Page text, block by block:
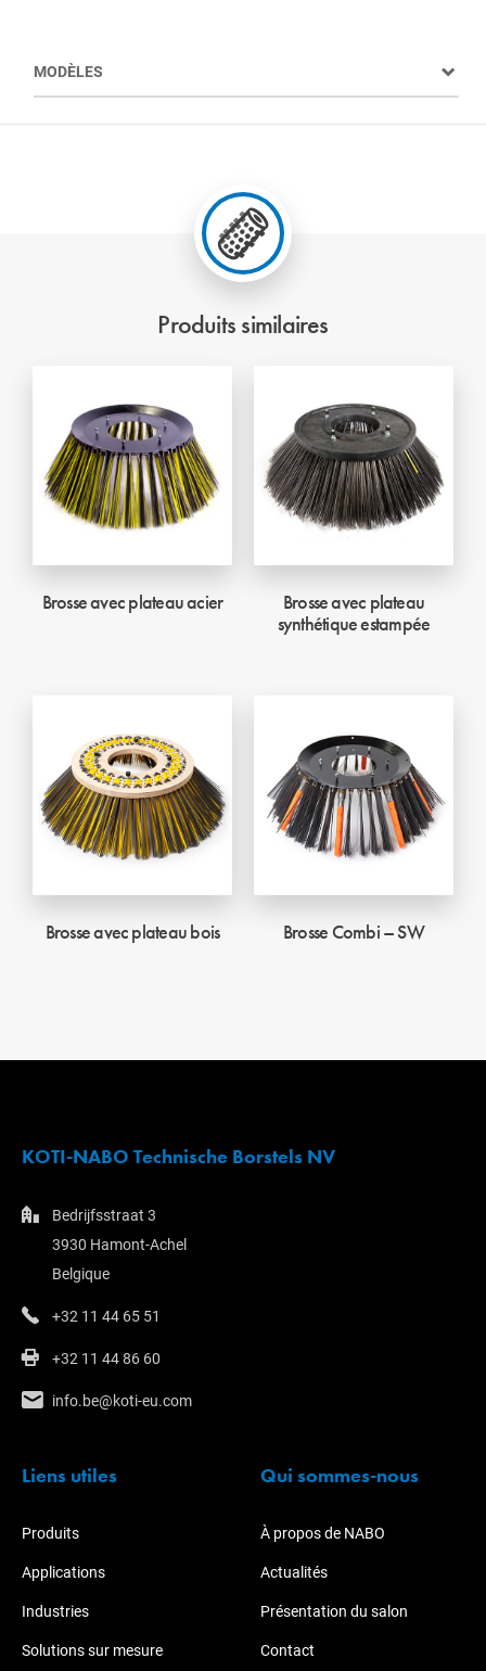
MODÈLES
Produits similaires
Brosse avec plateau acier
Brosse avec plateau
synthétique estampée
Brosse avec plateau bois Brosse Combi – SW
KOTI-NABO Technische Borstels NV
Bedrijfsstraat 3
3930 Hamont-Achel
Belgique
+32 11 44 65 51
+32 11 44 86 60
info.be@koti-eu.com
Liens utiles
Produits
Applications
Industries
Solutions sur mesure
Qui sommes-nous
À propos de NABO
Actualités
Présentation du salon
Contact